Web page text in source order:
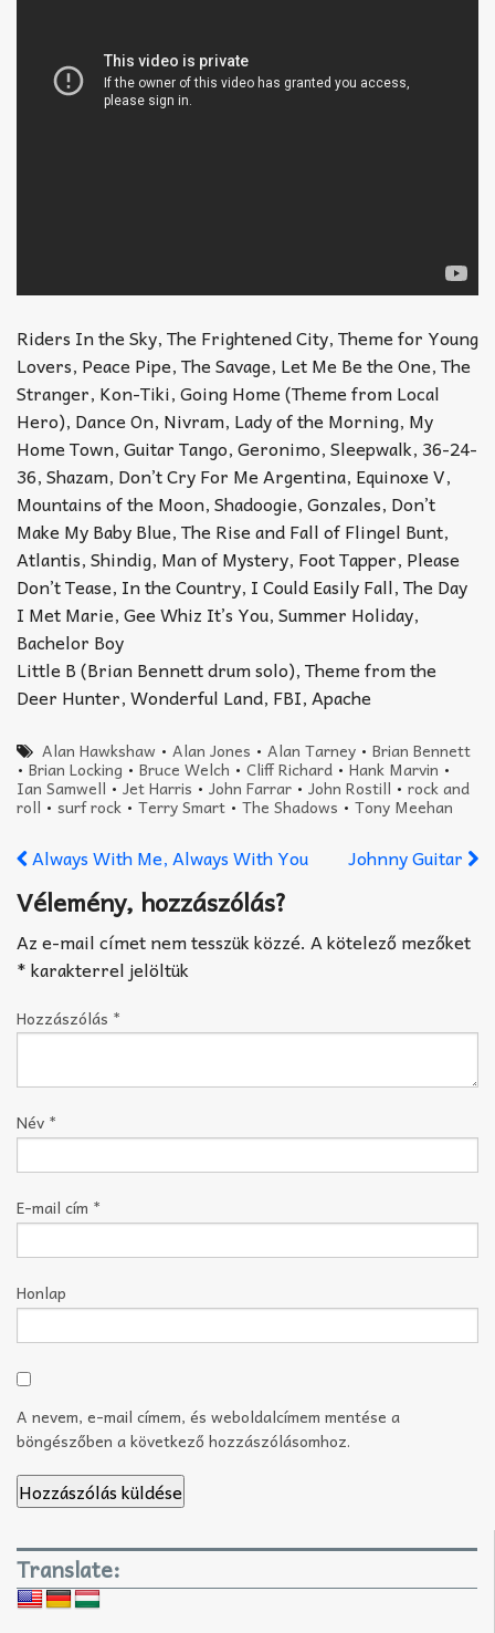
Riders In the Sky, The Frightened City, Theme for Young
Lovers, Peace Pipe, The Savage, Let Me Be the One, The
Stranger, Kon-Tiki, Going Home (Theme from Local
Hero), Dance On, Nivram, Lady of the Morning, My
Home Town, Guitar Tango, Geronimo, Sleepwalk, 36-24-
36, Shazam, Don’t Cry For Me Argentina, Equinoxe V,
Mountains of the Moon, Shadoogie, Gonzales, Don’t
Make My Baby Blue, The Rise and Fall of Flingel Bunt,
Atlantis, Shindig, Man of Mystery, Foot Tapper, Please
Don’t Tease, In the Country, I Could Easily Fall, The Day
I Met Marie, Gee Whiz It’s You, Summer Holiday,
Bachelor Boy
Little B (Brian Bennett drum solo), Theme from the
Deer Hunter, Wonderful Land, FBI, Apache
Alan Hawkshaw •Alan Jones •Alan Tarney •Brian Bennett
• Brian Locking • Bruce Welch • Cliff Richard • Hank Marvin •
Ian Samwell • Jet Harris • John Farrar • John Rostill • rock and
roll • surf rock • Terry Smart • The Shadows • Tony Meehan
Always With Me, Always With You Johnny Guitar
Vélemény, hozzászólás?
Az e-mail címet nem tesszük közzé. A kötelező mezőket
*karakterrel jelöltük
Hozzászólás *
Név *
E-mail cím *
Honlap
A nevem, e-mail címem, és weboldalcímem mentése a
böngészőben a következő hozzászólásomhoz.
Translate: